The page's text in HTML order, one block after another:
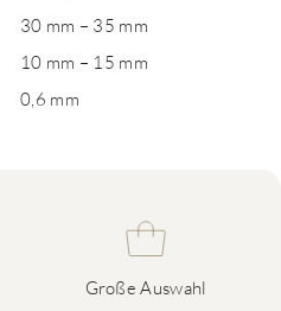
30 mm – 35 mm
10 mm – 15 mm
0,6 mm
Große Auswahl